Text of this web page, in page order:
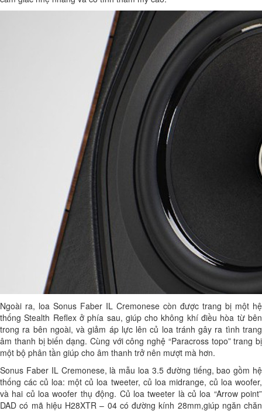
Ngoài ra, loa Sonus Faber IL Cremonese còn được trang bị một hệ
thống Stealth Reflex ở phía sau, giúp cho không khí điều hòa từ bên
trong ra bên ngoài, và giảm áp lực lên củ loa tránh gây ra tình trang
âm thanh bị biến dạng. Cùng với công nghệ “Paracross topo” trang bị
một bộ phân tần giúp cho âm thanh trở nên mượt mà hơn.
Sonus Faber IL Cremonese, là mẫu loa 3.5 đường tiếng, bao gồm hệ
thống các củ loa: một củ loa tweeter, củ loa midrange, củ loa woofer,
và hai củ loa woofer thụ động. Củ loa tweeter là củ loa “Arrow point”
DAD có mã hiệu H28XTR – 04 có đường kính 28mm,giúp ngăn chăn